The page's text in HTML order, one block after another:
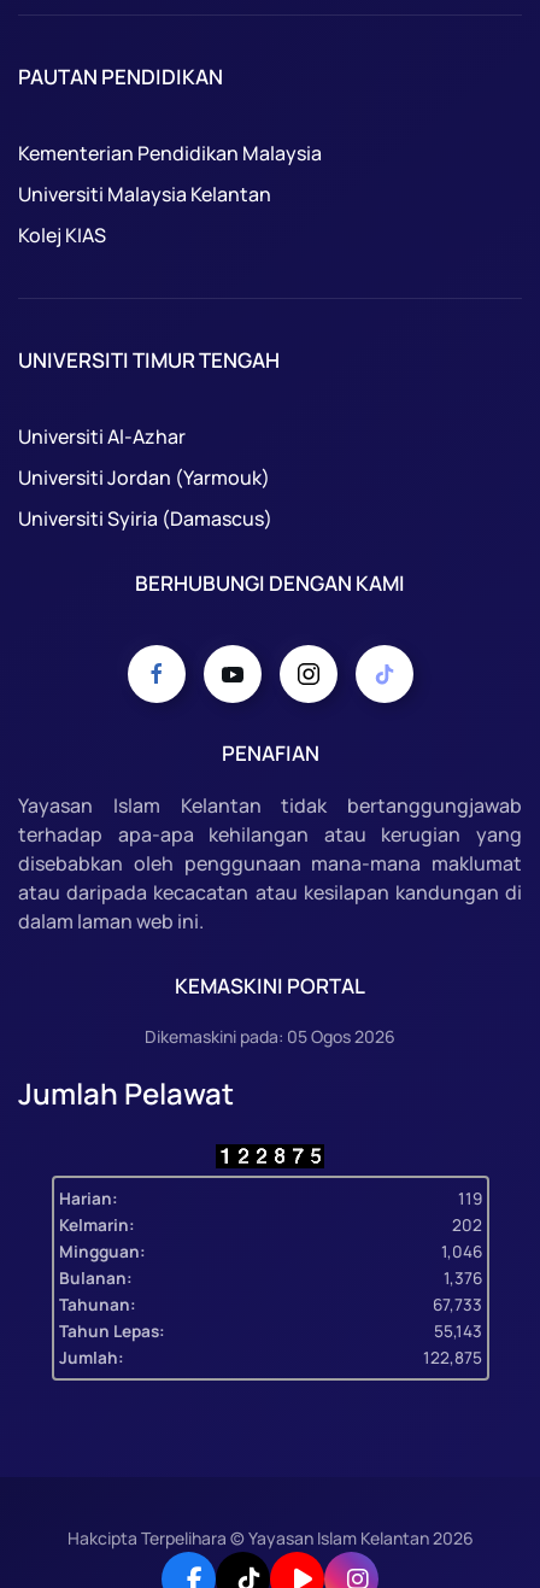
PAUTAN PENDIDIKAN
Kementerian Pendidikan Malaysia
Universiti Malaysia Kelantan
Kolej KIAS
UNIVERSITI TIMUR TENGAH
Universiti Al-Azhar
Universiti Jordan (Yarmouk)
Universiti Syiria (Damascus)
BERHUBUNGI DENGAN KAMI
PENAFIAN
Yayasan Islam Kelantan tidak bertanggungjawab
terhadap apa-apa kehilangan atau kerugian yang
disebabkan oleh penggunaan mana-mana maklumat
atau daripada kecacatan atau kesilapan kandungan di
dalam laman web ini.
KEMASKINI PORTAL
Dikemaskini pada: 05 Ogos 2026
Jumlah Pelawat
Harian:
119
Kelmarin:
202
Mingguan:
1,046
Bulanan:
1,376
Tahunan:
67,733
Tahun Lepas:
55,143
Jumlah:
122,875
Hakcipta Terpelihara © Yayasan Islam Kelantan2026